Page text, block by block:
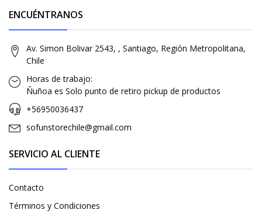
ENCUÉNTRANOS
Av. Simon Bolivar 2543, , Santiago, Región Metropolitana,
Chile
Horas de trabajo:
Ñuñoa es Solo punto de retiro pickup de productos
+56950036437
sofunstorechile@gmail.com
SERVICIO AL CLIENTE
Contacto
Términos y Condiciones